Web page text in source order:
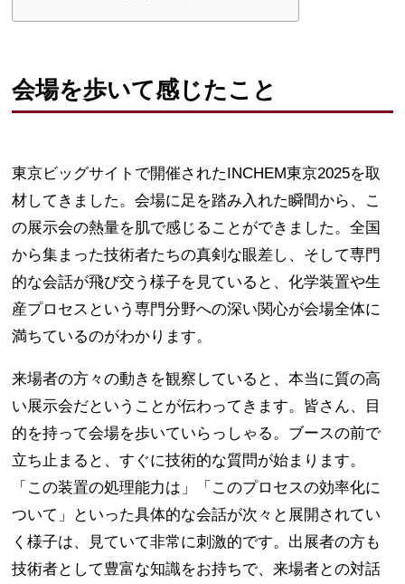
会場を歩いて感じたこと
東京ビッグサイトで開催されたINCHEM東京2025を取
材してきました。会場に足を踏み入れた瞬間から、こ
の展示会の熱量を肌で感じることができました。全国
から集まった技術者たちの真剣な眼差し、そして専門
的な会話が飛び交う様子を見ていると、化学装置や生
産プロセスという専門分野への深い関心が会場全体に
満ちているのがわかります。
来場者の方々の動きを観察していると、本当に質の高
い展示会だということが伝わってきます。皆さん、目
的を持って会場を歩いていらっしゃる。ブースの前で
立ち止まると、すぐに技術的な質問が始まります。
「この装置の処理能力は」「このプロセスの効率化に
ついて」といった具体的な会話が次々と展開されてい
く様子は、見ていて非常に刺激的です。出展者の方も
技術者として豊富な知識をお持ちで、来場者との対話